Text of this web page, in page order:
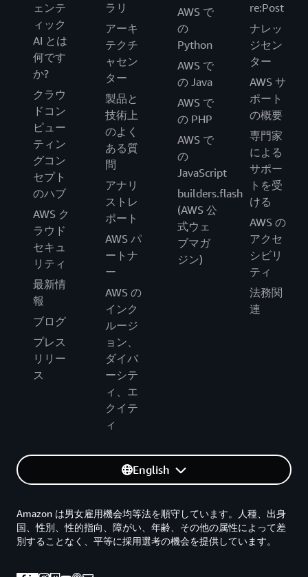
ェンテ
ィック
AI とは
何です
か?
クラウ
ドコン
ピュー
ティン
グコン
セプト
のハブ
AWS ク
ラウド
セキュ
リティ
最新情
報
ブログ
プレス
リリー
ス
ラリ
アーキ
テクチ
ャセン
ター
製品と
技術上
のよく
ある質
問
アナリ
ストレ
ポート
AWS パ
ートナ
ー
AWS の
インク
ルージ
ョン、
ダイバ
ーシテ
ィ、エ
クイテ
ィ
AWS で
の
Python
AWS で
の Java
AWS で
の PHP
AWS で
の
JavaScript
builders.flash
(AWS 公
式ウェ
ブマガ
ジン)
re:Post
ナレッ
ジセン
ター
AWS サ
ポート
の概要
専門家
による
サポー
トを受
ける
AWS の
アクセ
シビリ
ティ
法務関
連
English
Amazon は男女雇用機会均等法を順守しています。人種、出身
国、性別、性的指向、障がい、年齢、その他の属性によって差
別することなく、平等に採用選考の機会を提供しています。